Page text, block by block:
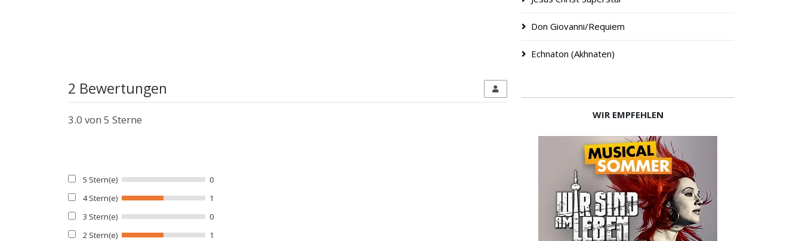
2 Bewertungen
3.0 von 5 Sterne
5 Stern(e)
0
4 Stern(e)
1
3 Stern(e)
0
2 Stern(e)
1
Don Giovanni/Requiem
Echna­ton (Akhna­ten)
WIR EMPFEHLEN